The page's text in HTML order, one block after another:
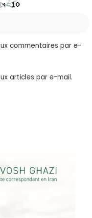
commentaires par e-
articles par e-mail.